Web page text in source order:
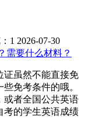
1 2026-07-30
需要什么材料？
虽然不能直接免
免考条件的哦。
或者全国公共英语
考的学生英语成绩